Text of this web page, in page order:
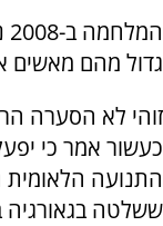
גדול מהם מאשים
זוהי לא הסערה
כעשור אמר כי
התנועה
ששלטה בגאורגיה